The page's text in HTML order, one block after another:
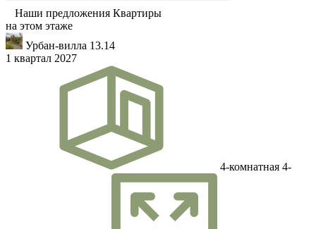
Наши предложения Квартиры
на этом этаже
Урбан-вилла 13.14
1 квартал 2027
4-комнатная 4-